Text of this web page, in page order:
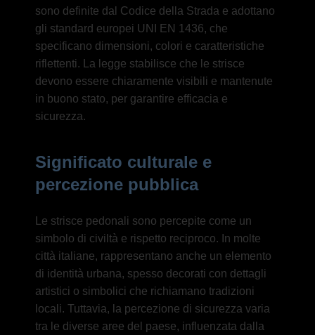
sono definite dal Codice della Strada e adottano
gli standard europei UNI EN 1436, che
specificano dimensioni, colori e caratteristiche
riflettenti. La legge stabilisce che le strisce
devono essere chiaramente visibili e mantenute
in buono stato, per garantire efficacia e
sicurezza.
Significato culturale e
percezione pubblica
Le strisce pedonali sono percepite come un
simbolo di civiltà e rispetto reciproco. In molte
città italiane, rappresentano anche un elemento
di identità urbana, spesso decorati con dettagli
artistici o simbolici che richiamano tradizioni
locali. Tuttavia, la percezione di sicurezza varia
tra le diverse aree del paese, influenzata dalla